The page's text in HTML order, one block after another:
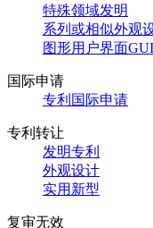
特殊领域发明
系列或相似外观
图形用户界面
国际申请
专利国际申请
专利转让
发明专利
外观设计
实用新型
复审无效